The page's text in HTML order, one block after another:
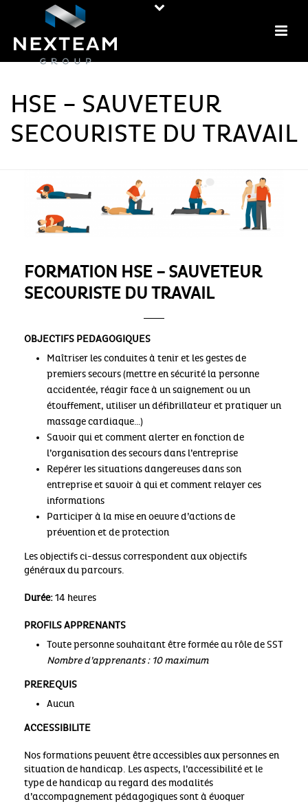
HSE – SAUVETEUR
SECOURISTE DU TRAVAIL
FORMATION HSE – SAUVETEUR
SECOURISTE DU TRAVAIL
OBJECTIFS PEDAGOGIQUES
Maîtriser les conduites à tenir et les gestes de
premiers secours (mettre en sécurité la personne
accidentée, réagir face à un saignement ou un
étouffement, utiliser un défibrillateur et pratiquer un
massage cardiaque…)
Savoir qui et comment alerter en fonction de
l’organisation des secours dans l’entreprise
Repérer les situations dangereuses dans son
entreprise et savoir à qui et comment relayer ces
informations
Participer à la mise en oeuvre d’actions de
prévention et de protection
Les objectifs ci-dessus correspondent aux objectifs
généraux du parcours.
Durée:14 heures
PROFILS APPRENANTS
Toute personne souhaitant être formée au rôle de SST
Nombre d’apprenants : 10 maximum
PREREQUIS
Aucun
ACCESSIBILITE
Nos formations peuvent être accessibles aux personnes en
situation de handicap. Les aspects, l’accessibilité et le
type de handicap au regard des modalités
d’accompagnement pédagogiques sont à évoquer